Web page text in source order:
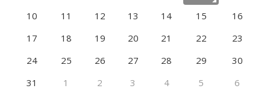
10
11 12 13 14 15
16
17
18 19 20 21 22
23
24
25 26 27 28 29
30
31
1 2 3 4 5 6